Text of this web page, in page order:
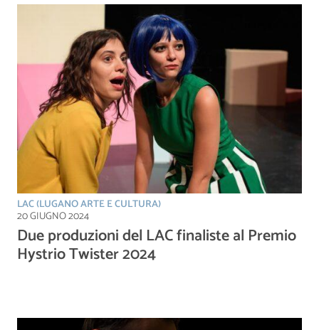
LAC (LUGANO ARTE E CULTURA)
20 GIUGNO 2024
Due produzioni del LAC finaliste al Premio
Hystrio Twister 2024